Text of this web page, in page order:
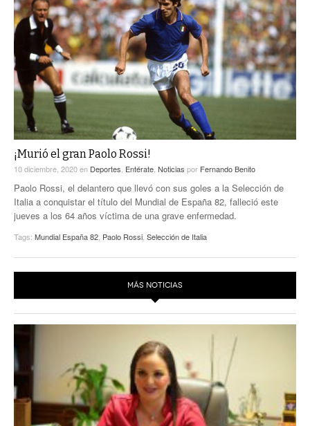
EXA
EL EXACTO
EXA INFORMA
GLOBO
CONTEXTOS
TRAYECTO LAGUNA
A MEDIA MAÑANA
A TODA LEY
DIÁLOGOS CON LA HISTORIA
TWEETS AND BEATS
LA MEJOR 97.1 ESTÉREO GALLITO
ACTUALIDADES GREM
LA MEJOR INFORMACIÓN
COLABORADORES
PC29
ACTUALIDADES GREM
¡Murió el gran Paolo Rossi!
10 diciembre, 2020en Deportes Entérate Noticias por Fernando Benito
Paolo Rossi, el delantero que llevó con sus goles a la Selección de
Italia a conquistar el título del Mundial de España 82, falleció este
jueves a los 64 años víctima de una grave enfermedad.
Tags: Mundial España 82 Paolo Rossi Selección de Italia
MÁS NOTICIAS